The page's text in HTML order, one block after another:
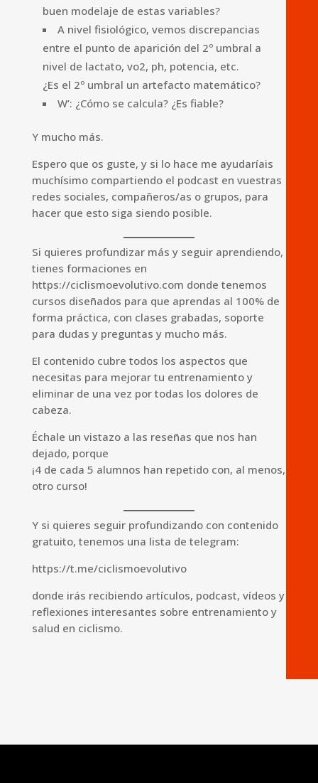
buen modelaje de estas variables?
A nivel fisiológico, vemos discrepancias
entre el punto de aparición del 2º umbral a
nivel de lactato, vo2, ph, potencia, etc.
¿Es el 2º umbral un artefacto matemático?
W’: ¿Cómo se calcula? ¿Es fiable?
Y mucho más.
Espero que os guste, y si lo hace me ayudaríais
muchísimo compartiendo el podcast en vuestras
redes sociales, compañeros/as o grupos, para
hacer que esto siga siendo posible.
Si quieres profundizar más y seguir aprendiendo,
tienes formaciones en
https://ciclismoevolutivo.com donde tenemos
cursos diseñados para que aprendas al 100% de
forma práctica, con clases grabadas, soporte
para dudas y preguntas y mucho más.
El contenido cubre todos los aspectos que
necesitas para mejorar tu entrenamiento y
eliminar de una vez por todas los dolores de
cabeza.
Échale un vistazo a las reseñas que nos han
dejado, porque
¡4 de cada 5 alumnos han repetido con, al menos,
otro curso!
Y si quieres seguir profundizando con contenido
gratuito, tenemos una lista de telegram:
https://t.me/ciclismoevolutivo
donde irás recibiendo artículos, podcast, vídeos y
reflexiones interesantes sobre entrenamiento y
salud en ciclismo.